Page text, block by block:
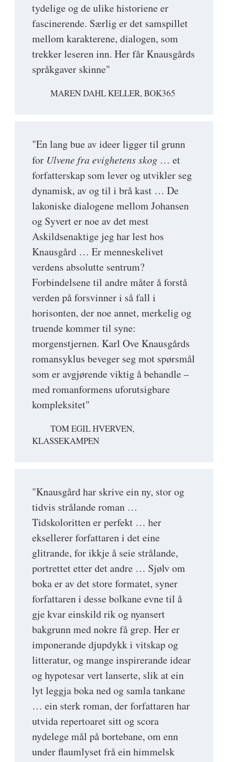
tydelige og de ulike historiene er
fascinerende. Særlig er det samspillet
mellom karakterene, dialogen, som
trekker leseren inn. Her får Knausgårds
språkgaver skinne"
MAREN DAHL KELLER, BOK365
"En lang bue av ideer ligger til grunn
for Ulvene fra evighetens skog … et
forfatterskap som lever og utvikler seg
dynamisk, av og til i brå kast … De
lakoniske dialogene mellom Johansen
og Syvert er noe av det mest
Askildsenaktige jeg har lest hos
Knausgård … Er menneskelivet
verdens absolutte sentrum?
Forbindelsene til andre måter å forstå
verden på forsvinner i så fall i
horisonten, der noe annet, merkelig og
truende kommer til syne:
morgenstjernen. Karl Ove Knausgårds
romansyklus beveger seg mot spørsmål
som er avgjørende viktig å behandle –
med romanformens uforutsigbare
kompleksitet"
TOM EGIL HVERVEN,
KLASSEKAMPEN
"Knausgård har skrive ein ny, stor og
tidvis strålande roman …
Tidskoloritten er perfekt … her
eksellerer forfattaren i det eine
glitrande, for ikkje å seie strålande,
portrettet etter det andre … Sjølv om
boka er av det store formatet, syner
forfattaren i desse bolkane evne til å
gje kvar einskild rik og nyansert
bakgrunn med nokre få grep. Her er
imponerande djupdykk i vitskap og
litteratur, og mange inspirerande idear
og hypotesar vert lanserte, slik at ein
lyt leggja boka ned og samla tankane
… ein sterk roman, der forfattaren har
utvida repertoaret sitt og scora
nydelege mål på bortebane, om enn
under flaumlyset frå ein himmelsk